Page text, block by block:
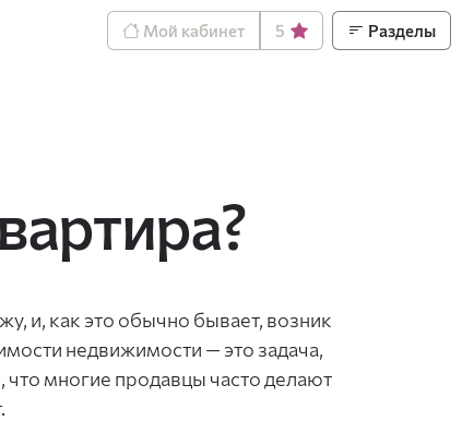
Мой кабинет 5 Разделы
и, как это обычно бывает, возник
недвижимости — это задача,
что многие продавцы часто делают